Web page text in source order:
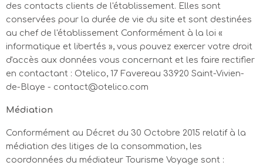
des contacts clients de l'établissement. Elles sont
conservées pour la durée de vie du site et sont destinées
au chef de l'établissement Conformément à la loi «
informatique et libertés », vous pouvez exercer votre droit
d'accès aux données vous concernant et les faire rectifier
en contactant : Otelico, 17 Favereau 33920 Saint-Vivien-
de-Blaye - contact@otelico.com
Médiation
Conformément au Décret du 30 Octobre 2015 relatif à la
médiation des litiges de la consommation, les
coordonnées du médiateur Tourisme Voyage sont :
02/08
03/08 04/08 05/08 06/08 07/08 08/08
93€
10/08
93€
11/08
99€
12/08
93€
13/08
93€
14/08
93€
15/08
16/08
93€
17/08
18/08
19/08
20/08
83€
83€
83€
83€
83€
83€
83€
31/08
83€
01/09
83€
02/09
83€
03/09
83€
04/09
83€
05/09
89€